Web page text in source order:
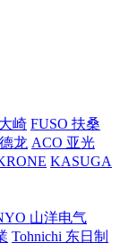
崎 FUSO 扶桑
龙 ACO 亚光
KASUGA
山洋电气
Tohnichi 东日制